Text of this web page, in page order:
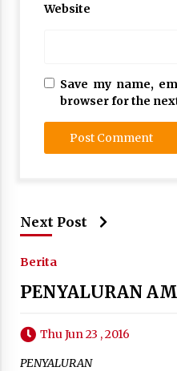
Website
Save my name,
browser for the
Next Post
Berita
PENYALURAN
Thu Jun 23 , 2016
PENYALURAN